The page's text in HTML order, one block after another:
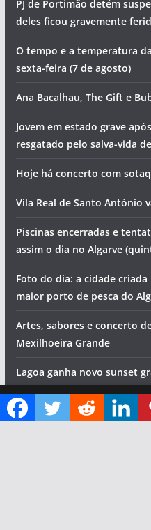
PJ de Portimão detém
deles ficou gravemente
O tempo e a temperatura
sexta-feira (7 de agosto)
Ana Bacalhau, The Gift e
Jovem em estado grave
resgatado pelo salva-vida
Hoje há concerto com
Vila Real de Santo António
Piscinas encerradas e
assim o dia no Algarve
Foto do dia: a cidade
maior porto de pesca do
Artes, sabores e concerto
Mexilhoeira Grande
Lagoa ganha novo sunset